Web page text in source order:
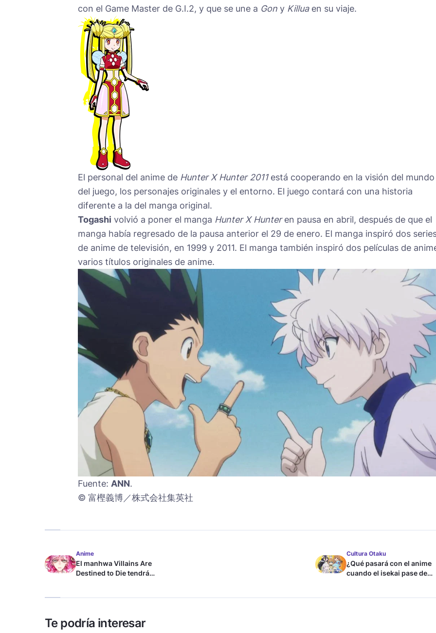
con el Game Master de G.I.2, y que se une a Gon y Killuaen su viaje.
El personal del anime de Hunter X Hunter 2011está cooperando en la visión del mundo
del juego, los personajes originales y el entorno. El juego contará con una historia
diferente a la del manga original.
Togashi volvió a poner el manga Hunter X Hunteren pausa en abril, después de que el
manga había regresado de la pausa anterior el 29 de enero. El manga inspiró dos
de anime de televisión, en 1999 y 2011. El manga también inspiró dos películas de
varios títulos originales de anime.
Fuente: ANN.
© 富樫義博／株式会社集英社
Anime
El manhwa Villains Are
Destined to Die tendrá
Cultura Otaku
¿Qué pasará con el anime
cuando el isekai pase de
Te podría interesar